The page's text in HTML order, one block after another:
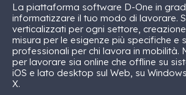
La piattaforma software D-One in
informatizzare il tuo modo di lavorare.
verticalizzati per ogni settore,
misura per le esigenze più specifiche e
professionali per chi lavora in mobilità.
per lavorare sia online che offline su
iOS e lato desktop sul Web, su
X.